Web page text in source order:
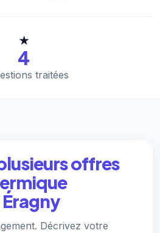
★
4
traitées
offres
Décrivez votre